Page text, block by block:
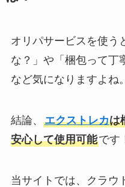
オリパサービスを使う
な？」や「梱包って丁
など気になりますよね。
結論、 エクストレカは
安心して使用可能です
当サイトでは、クラウ